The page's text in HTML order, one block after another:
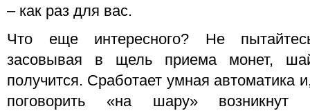
– как раз для вас.
Что еще интересного? Не
засовывая в щель приема монет,
получится. Сработает умная автоматика
поговорить «на шару» возникнут